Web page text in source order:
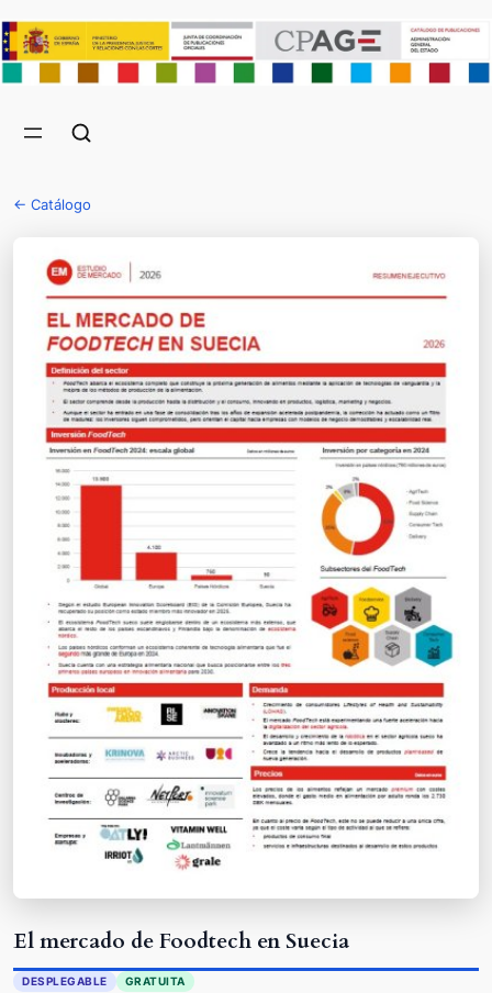
← Catálogo
El mercado de Foodtech en Suecia
DESPLEGABLE GRATUITA